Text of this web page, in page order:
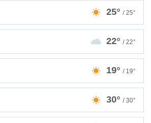
25° / 25°
22° / 22°
19° / 19°
30° / 30°